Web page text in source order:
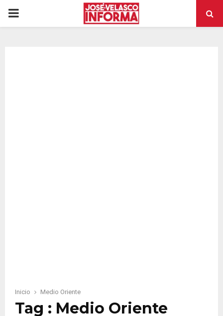
PRIMARY
Inicio Medio Oriente
Tag : Medio Oriente